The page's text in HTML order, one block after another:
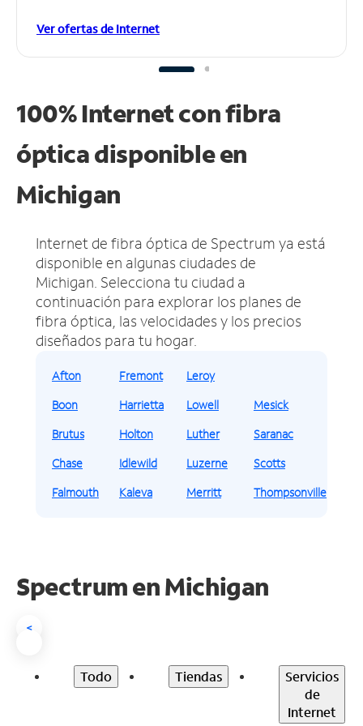
Ver ofertas de Internet
100% Internet con fibra
óptica disponible en
Michigan
Internet de fibra óptica de Spectrum ya está
disponible en algunas ciudades de
Michigan. Selecciona tu ciudad a
continuación para explorar los planes de
fibra óptica, las velocidades y los precios
diseñados para tu hogar.
Afton
Boon
Brutus
Chase
Falmouth
Fremont
Harrietta
Holton
Idlewild
Kaleva
Leroy
Lowell
Luther
Luzerne
Merritt
Mesick
Saranac
Scotts
Thompsonville
Spectrum enMichigan
<
Todo Tiendas
Servicios
de
Internet